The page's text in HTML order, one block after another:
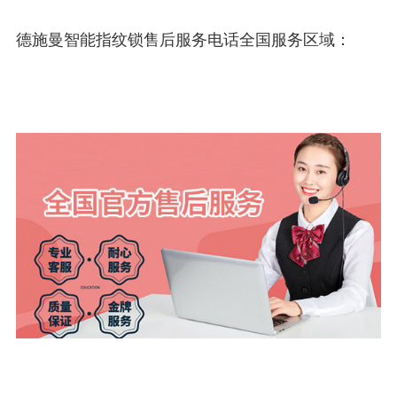
德施曼智能指纹锁售后服务电话全国服务区域：